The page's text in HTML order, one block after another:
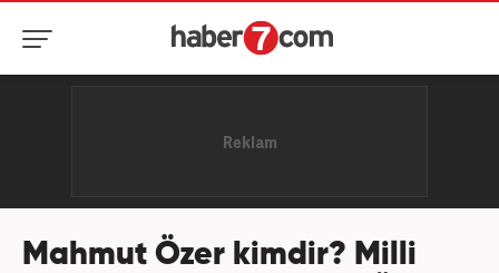
Mahmut Özer kimdir? Milli